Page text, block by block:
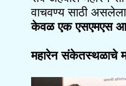
वाचवण्य साठी
केवळ एक एसएमएस
महारेन संकेतस्थळाचे